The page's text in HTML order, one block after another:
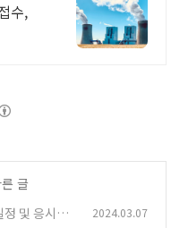
수,
글
정 및 응시자
2024.03.07